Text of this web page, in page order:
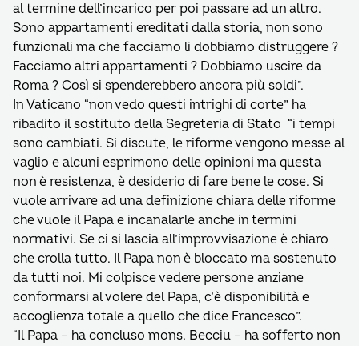
al termine dell’incarico per poi passare ad un altro.
Sono appartamenti ereditati dalla storia, non sono
funzionali ma che facciamo li dobbiamo distruggere ?
Facciamo altri appartamenti ? Dobbiamo uscire da
Roma ? Così si spenderebbero ancora più soldi”.
In Vaticano “non vedo questi intrighi di corte” ha
ribadito il sostituto della Segreteria di Stato “i tempi
sono cambiati. Si discute, le riforme vengono messe al
vaglio e alcuni esprimono delle opinioni ma questa
non è resistenza, è desiderio di fare bene le cose. Si
vuole arrivare ad una definizione chiara delle riforme
che vuole il Papa e incanalarle anche in termini
normativi. Se ci si lascia all’improvvisazione è chiaro
che crolla tutto. Il Papa non è bloccato ma sostenuto
da tutti noi. Mi colpisce vedere persone anziane
conformarsi al volere del Papa, c’è disponibilità e
accoglienza totale a quello che dice Francesco”.
“Il Papa – ha concluso mons. Becciu – ha sofferto non